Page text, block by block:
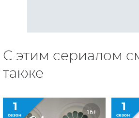
С этим сериалом
также
1
сезон 16+ 1
сезон